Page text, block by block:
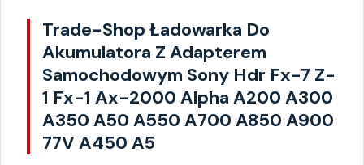
Trade-Shop Ładowarka Do
Akumulatora Z Adapterem
Samochodowym Sony Hdr Fx-7 Z-
1 Fx-1 Ax-2000 Alpha A200 A300
A350 A50 A550 A700 A850 A900
77V A450 A5